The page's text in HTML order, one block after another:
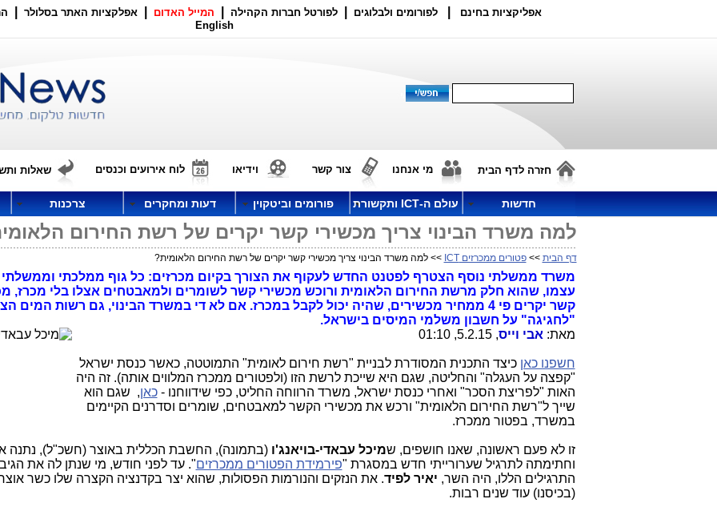
אפליקציות בחינם לפורומים ולבלוגים לפורטל חברות הקהילה המייל האדום אפלקציות האתר בסלולר
English
חזרה לדף הבית מי אנחנו צור קשר וידיאו לוח אירועים וכנסים שאלות
חדשות עולם ה-ICT ותקשורת פורומים וביטקוין דעות ומחקרים צרכנות
למה משרד הבינוי צריך מכשירי קשר יקרים של רשת החירום
דף הבית >>פטורים ממכרזים ICT >> למה משרד הבינוי צריך מכשירי קשר יקרים של רשת החירום הלאומית?
משרד ממשלתי נוסף הצטרף לפטנט החדש לעקוף את הצורך בקיום מכרזים: כל גוף ממלכתי וממשלתי
עצמו, שהוא חלק מרשת החירום הלאומית ורוכש מכשירי קשר לשומרים ולמאבטחים אצלו בלי מכרז,
קשר יקרים פי 4 ממחיר מכשירים, שהיה יכול לקבל במכרז. אם לא די במשרד הבינוי, גם רשות המים
"לחגיגה" על חשבון משלמי המיסים בישראל.
מאת: אבי וייס, 5.2.15, 01:10
חשפנו כאן כיצד התכנית המסודרת לבניית "רשת חירום לאומית" התמוטטה, כאשר כנסת ישראל
"קפצה על העגלה" והחליטה, שגם היא שייכת לרשת הזו (ולפטורים ממכרז המלווים אותה). זה היה
האות "לפריצת הסכר" ואחרי כנסת ישראל, משרד הרווחה החליט, כפי שידווחנו -כאן, שגם הוא
שייך ל"רשת החירום הלאומית" ורכש את מכשירי הקשר למאבטחים, שומרים וסדרנים הקיימים
במשרד, בפטור ממכרז.
זו לא פעם ראשונה, שאנו חושפים, שמיכל עבאדי-בויאנג'ו(בתמונה), החשבת הכללית באוצר (חשכ"ל), נתנה
וחתימתה לתרגיל שערורייתי חדש במסגרת "פירמידת הפטורים ממכרזים". עד לפני חודש, מי שנתן לה את
התרגילים הללו, היה השר, יאיר לפיד. את הנזקים והנורמות הפסולות, שהוא יצר בקדנציה הקצרה שלו כשר
(בכיסנו) עוד שנים רבות.